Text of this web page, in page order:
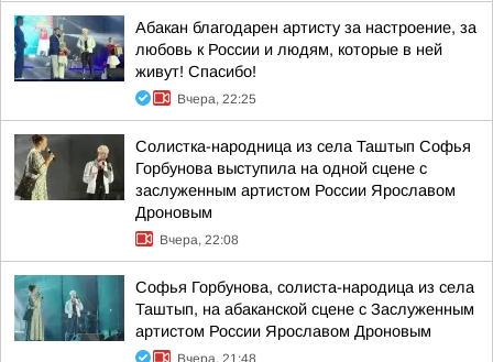
Абакан благодарен артисту за настроение, за
любовь к России и людям, которые в ней
живут! Спасибо!
Вчера, 22:25
Солистка-народница из села Таштып Софья
Горбунова выступила на одной сцене с
заслуженным артистом России Ярославом
Дроновым
Вчера, 22:08
Софья Горбунова, солиста-народица из села
Таштып, на абаканской сцене с Заслуженным
артистом России Ярославом Дроновым
Вчера, 21:48